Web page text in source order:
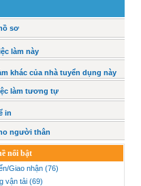
sơ
làm này
khác của nhà tuyển dụng này
làm tương tự
in
người thân
nổi bật
Giao nhận (76)
vận tải (69)